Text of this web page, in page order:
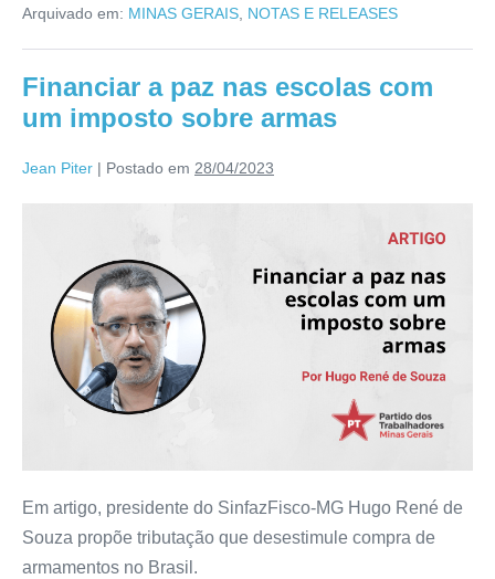
Arquivado em: MINAS GERAIS NOTAS E RELEASES
Financiar a paz nas escolas com
um imposto sobre armas
Jean Piter | Postado em 28/04/2023
Em artigo, presidente do SinfazFisco-MG Hugo René de
Souza propõe tributação que desestimule compra de
armamentos no Brasil.